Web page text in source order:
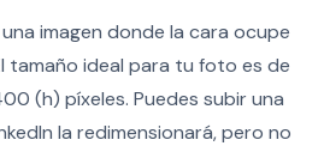
imagen donde la cara ocupe
tamaño ideal para tu foto es de
(h) píxeles. Puedes subir una
la redimensionará, pero no